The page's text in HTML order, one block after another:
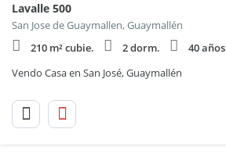
Lavalle 500
San Jose de Guaymallen, Guaymallén
210 m² cubie.
2 dorm.
40 años
Vendo Casa en San José, Guaymallén